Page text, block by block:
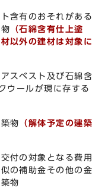
含有のおそれがある
（石綿含有仕上塗
以外の建材は対象に
スベスト及び石綿含
ウールが現に存する
物 （解体予定の建築
付の対象となる費用
の補助金その他の金
物